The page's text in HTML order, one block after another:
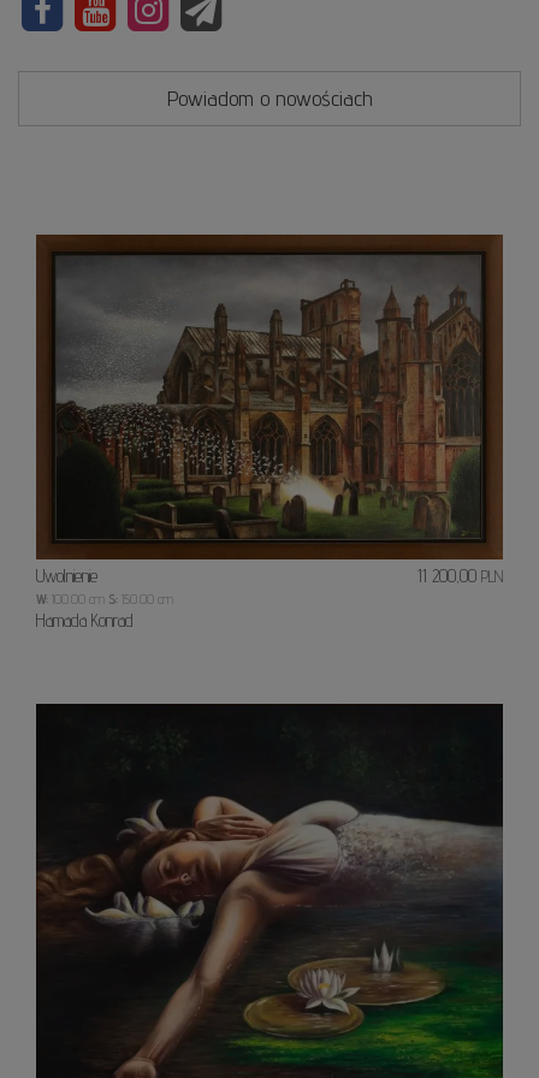
Powiadom o nowościach
Uwolnienie
W: 100.00 cm S: 150.00 cm
Hamada Konrad
11 200,00 PLN